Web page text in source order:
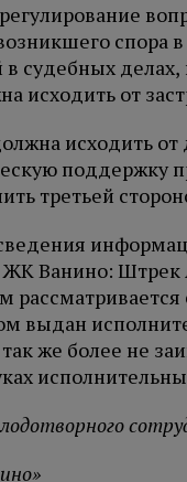
спора
в судебных
исходить от
исходить
поддержку
третьей
Ванино: Штрек
выдан
же более не